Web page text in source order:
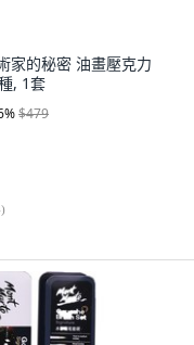
家的秘密 油畫壓克力
, 1套
%$479
)